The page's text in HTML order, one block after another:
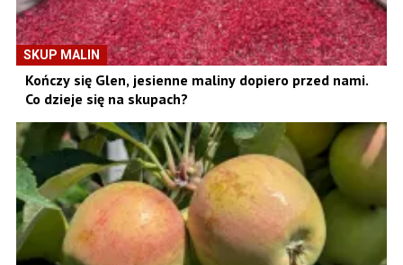
SKUP MALIN
Kończy się Glen, jesienne maliny dopiero przed nami.
Co dzieje się na skupach?